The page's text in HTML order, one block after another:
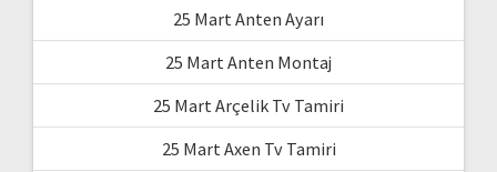
25 Mart Anten Ayarı
25 Mart Anten Montaj
25 Mart Arçelik Tv Tamiri
25 Mart Axen Tv Tamiri